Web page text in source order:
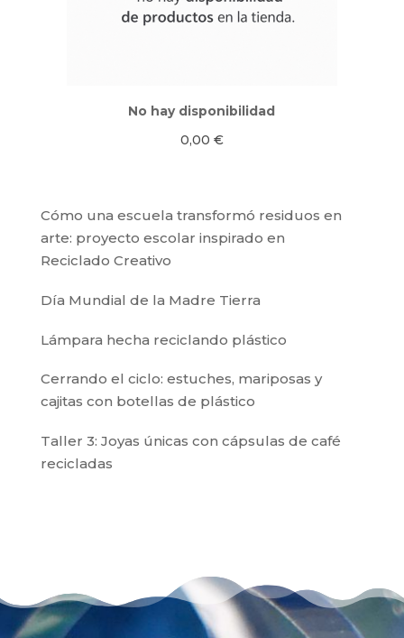
No hay disponibilidad
0,00 €
Cómo una escuela transformó residuos en
arte: proyecto escolar inspirado en
Reciclado Creativo
Día Mundial de la Madre Tierra
Lámpara hecha reciclando plástico
Cerrando el ciclo: estuches, mariposas y
cajitas con botellas de plástico
Taller 3: Joyas únicas con cápsulas de café
recicladas